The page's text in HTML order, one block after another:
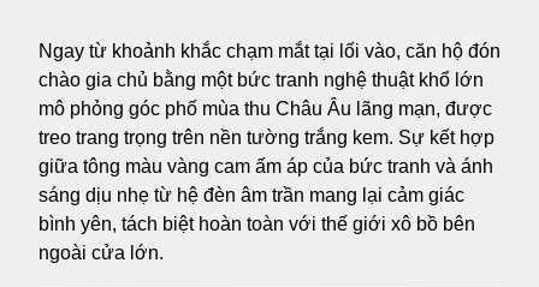
Ngay từ khoảnh khắc chạm mắt tại lối vào, căn hộ đón
chào gia chủ bằng một bức tranh nghệ thuật khổ lớn
mô phỏng góc phố mùa thu Châu Âu lãng mạn, được
treo trang trọng trên nền tường trắng kem. Sự kết hợp
giữa tông màu vàng cam ấm áp của bức tranh và ánh
sáng dịu nhẹ từ hệ đèn âm trần mang lại cảm giác
bình yên, tách biệt hoàn toàn với thế giới xô bồ bên
ngoài cửa lớn.